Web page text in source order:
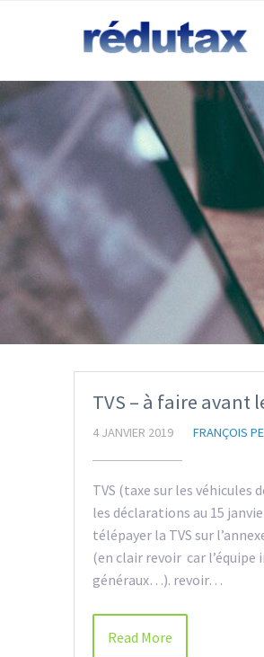
TVS – à faire avant
4 JANVIER 2019 FRANÇOIS
TVS (taxe sur les véhicules
les déclarations au 15
télépayer la TVS sur
(en clair revoir car l’équipe
généraux…). revoir…
Read More